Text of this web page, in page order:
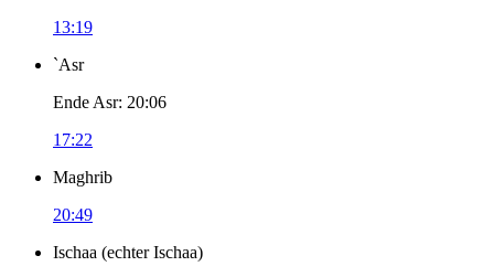
13:19
`Asr
Ende Asr: 20:06
17:22
Maghrib
20:49
Ischaa (echter Ischaa)